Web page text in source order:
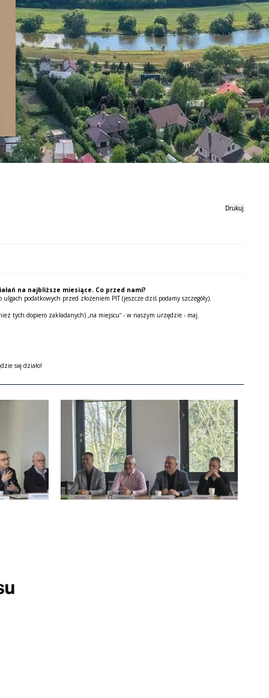
Drukuj
na najbliższe miesiące. Co przed nami?
podatkowych przed złożeniem PIT (jeszcze dziś podamy szczegóły).
tych dopiero zakładanych) „na miejscu” - w naszym urzędzie - maj.
się działo!